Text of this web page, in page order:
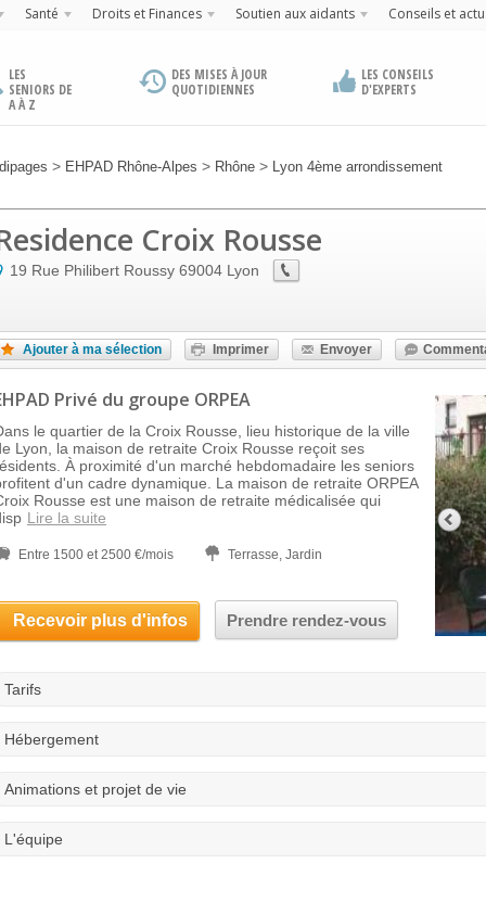
Santé Droits et Finances Soutien aux aidants Conseils et
LES
SENIORS DE
A À Z
DES MISES À JOUR
QUOTIDIENNES
LES CONSEILS
D'EXPERTS
> EHPAD Rhône-Alpes > Rhône > Lyon 4ème arrondissement
Croix Rousse
19 Rue Philibert Roussy 69004 Lyon
Ajouter à ma sélection Imprimer Envoyer
Privé du groupe ORPEA
le quartier de la Croix Rousse, lieu historique de la ville
Lyon, la maison de retraite Croix Rousse reçoit ses
À proximité d'un marché hebdomadaire les seniors
d'un cadre dynamique. La maison de retraite ORPEA
Rousse est une maison de retraite médicalisée qui
Lire la suite
Entre 1500 et 2500 €/mois Terrasse, Jardin
Recevoir plus d'infos Prendre rendez-vous
Tarifs
Hébergement
Animations et projet de vie
L'équipe